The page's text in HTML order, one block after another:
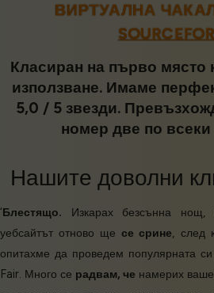
ВИРТУАЛНА
Класиран на първо място
използване. Имаме
5,0 / 5 звезди.
номер две по всеки
Нашите доволни
‘Блестящо. Изкарах безсънна нощ,
уебсайтът отново щесе срине, след
опитахме да проведем популярната
Fair. Много се радвам, че намерих